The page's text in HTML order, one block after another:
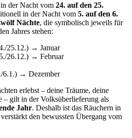
der Nacht vom 24. auf den 25.
in der Nacht vom 5. auf den 6.
Nächte, die symbolisch jeweils für
Jahres stehen:
25.12.) → Januar
26.12.) → Februar
6.1.) → Dezember
erlebst – deine Träume, deine
– gilt in der Volksüberlieferung als
Jahr. Deshalb ist das Räuchern in
den bewussten Übergang vom